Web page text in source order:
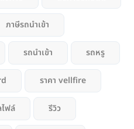
ภาษีรถนำเข้า
รถนำเข้า รถหรู
ราคา vellfire
ไฟล์ รีวิว